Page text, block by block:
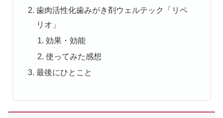
歯肉活性化歯みがき剤ウェルテック「リペ
リオ」
効果・効能
使ってみた感想
最後にひとこと